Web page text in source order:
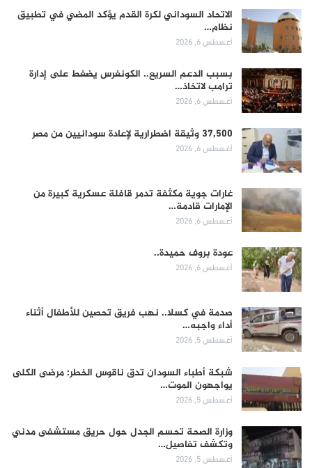
الاتحاد السوداني لكرة القدم يؤكد المضي في تطبيق
نظام…
أغسطس 6, 2026
بسبب الدعم السريع.. الكونغرس يضغط على إدارة
ترامب لاتخاذ…
أغسطس 6, 2026
37,500 وثيقة اضطرارية لإعادة سودانيين من مصر
أغسطس 6, 2026
غارات جوية مكثفة تدمر قافلة عسكرية كبيرة من
الإمارات قادمة…
أغسطس 6, 2026
عودة بروف حميدة..
أغسطس 6, 2026
صدمة في كسلا.. نهب فريق تحصين للأطفال أثناء
أداء واجبه…
أغسطس 5, 2026
شبكة أطباء السودان تدق ناقوس الخطر: مرضى الكلى
يواجهون الموت…
أغسطس 5, 2026
وزارة الصحة تحسم الجدل حول حريق مستشفى مدني
وتكشف تفاصيل…
أغسطس 5, 2026